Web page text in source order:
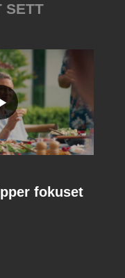
SETT
fokuset